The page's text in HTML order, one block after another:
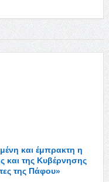
και έμπρακτη η
και της Κυβέρνησης
της Πάφου»